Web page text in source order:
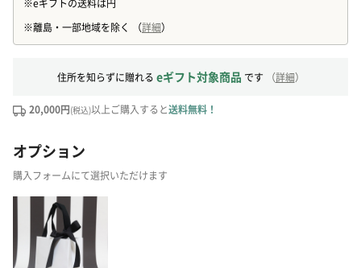
住所を知らずに贈れる eギフト対象商品 です （詳細）
20,000円(税込)以上ご購入すると送料無料！
オプション
購入フォームにて選択いただけます